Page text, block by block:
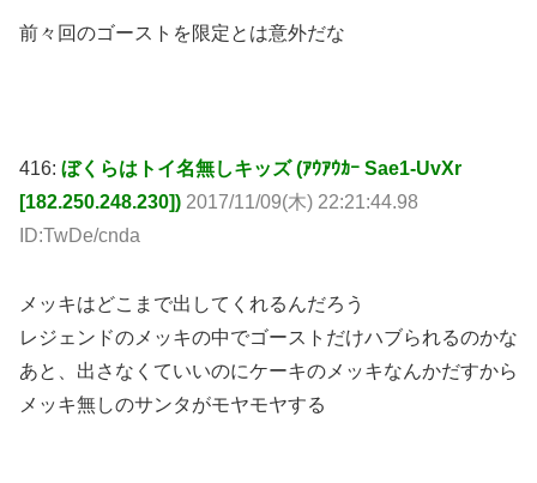
前々回のゴーストを限定とは意外だな
416: ぼくらはトイ名無しキッズ (ｱｳｱｳｶｰ Sae1-UvXr
[182.250.248.230]) 2017/11/09(木) 22:21:44.98
ID:TwDe/cnda
メッキはどこまで出してくれるんだろう
レジェンドのメッキの中でゴーストだけハブられるのかな
あと、出さなくていいのにケーキのメッキなんかだすから
メッキ無しのサンタがモヤモヤする